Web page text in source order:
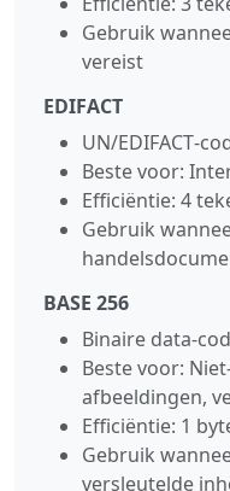
Gebruik
vereist
EDIFACT
UN/
Beste voor:
Efficiëntie: 4
Gebruik
BASE 256
Binaire
Beste voor:
afbeeldingen,
Efficiëntie: 1
Gebruik
versleutelde